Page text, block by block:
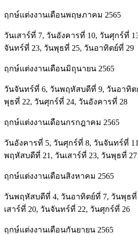
ฤกษ์แต่งงานเดือนพฤษภาคม 2565
วันเสาร์ที่ 7, วันอังคารที่ 10, วันศุกร์ที่
จันทร์ที่ 23, วันพุธที่ 25, วันอาทิตย์ที่ 29
ฤกษ์แต่งงานเดือนมิถุนายน 2565
วันจันทร์ที่ 6, วันพฤหัสบดีที่ 9, วันอาทิต
พุธที่ 22, วันศุกร์ที่ 24, วันอังคารที่ 28
ฤกษ์แต่งงานเดือนกรกฎาคม 2565
วันอังคารที่ 5, วันศุกร์ที่ 8, วันจันทร์ที่
พฤหัสบดีที่ 21, วันเสาร์ที่ 23, วันพุธที่ 27
ฤกษ์แต่งงานเดือนสิงหาคม 2565
วันพฤหัสบดีที่ 4, วันอาทิตย์ที่ 7, วันพุธที่
เสาร์ที่ 20, วันจันทร์ที่ 22, วันศุกร์ที่ 26
ฤกษ์แต่งงานเดือนกันยายน 2565